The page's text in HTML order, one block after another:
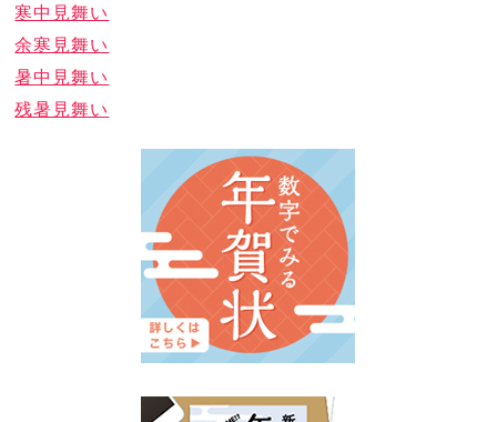
寒中見舞い
余寒見舞い
暑中見舞い
残暑見舞い